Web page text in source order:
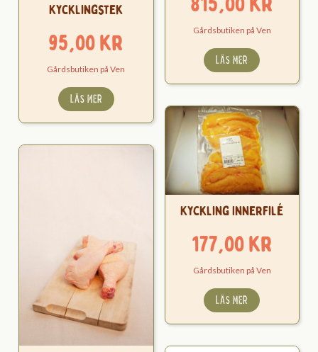
Gårdsbutiken på Ven
LÄS MER
Kycklingstek
95,00kr
Gårdsbutiken på Ven
LÄS MER
Kyckling Innerfilé
177,00kr
Gårdsbutiken på Ven
LÄS MER